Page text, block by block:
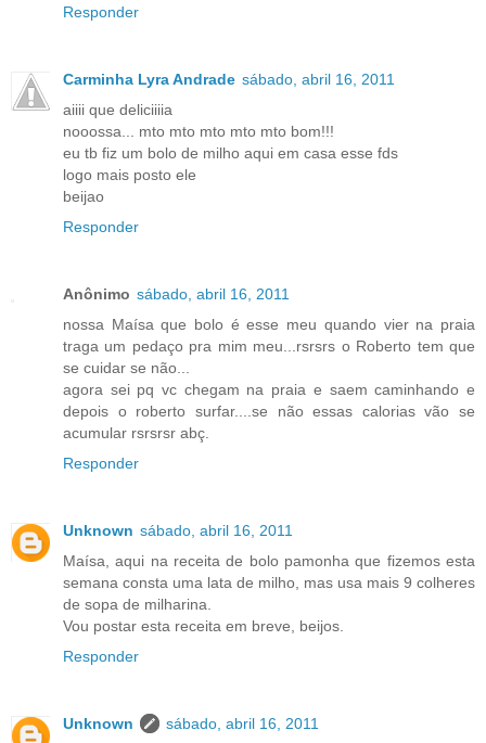
Responder
Carminha Lyra Andrade sábado, abril 16, 2011
aiiii que deliciiiia
nooossa... mto mto mto mto mto bom!!!
eu tb fiz um bolo de milho aqui em casa esse fds
logo mais posto ele
beijao
Responder
Anônimo sábado, abril 16, 2011
nossa Maísa que bolo é esse meu quando vier na praia
traga um pedaço pra mim meu...rsrsrs o Roberto tem que
se cuidar se não...
agora sei pq vc chegam na praia e saem caminhando e
depois o roberto surfar....se não essas calorias vão se
acumular rsrsrsr abç.
Responder
Unknown sábado, abril 16, 2011
Maísa, aqui na receita de bolo pamonha que fizemos esta
semana consta uma lata de milho, mas usa mais 9 colheres
de sopa de milharina.
Vou postar esta receita em breve, beijos.
Responder
Unknown
sábado, abril 16, 2011